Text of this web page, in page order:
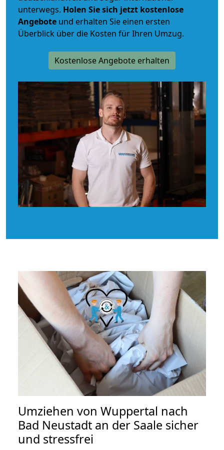
unterwegs. Holen Sie sich jetzt kostenlose
Angebote und erhalten Sie einen ersten
Überblick über die Kosten für Ihren Umzug.
Kostenlose Angebote erhalten
Umziehen von Wuppertal nach
Bad Neustadt an der Saale sicher
und stressfrei